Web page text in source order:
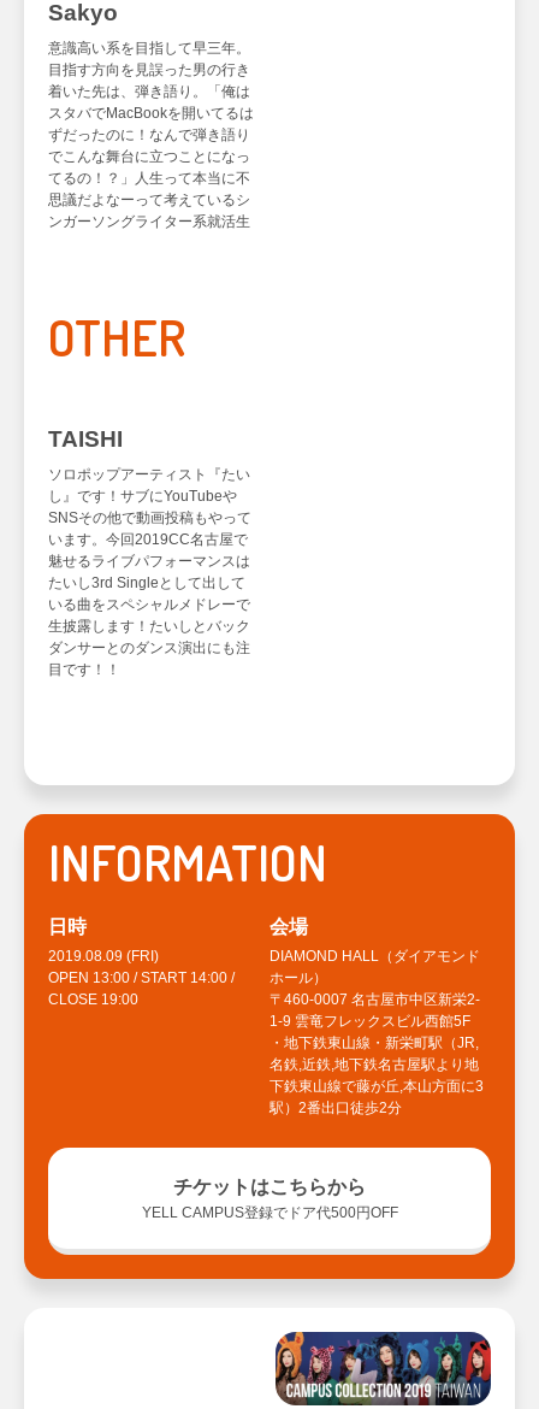
ABOUT
TICKET / ACCESS
CONTACT
YELL CAMPUS登録 | ドア代無料登録
Sakyo
意識高い系を目指して早三年。
目指す方向を見誤った男の行き
着いた先は、弾き語り。「俺は
スタバでMacBookを開いてるは
ずだったのに！なんで弾き語り
でこんな舞台に立つことになっ
てるの！？」人生って本当に不
思議だよなーって考えているシ
ンガーソングライター系就活生
OTHER
TAISHI
ソロポップアーティスト『たい
し』です！サブにYouTubeや
SNSその他で動画投稿もやって
います。今回2019CC名古屋で
魅せるライブパフォーマンスは
たいし3rd Singleとして出して
いる曲をスペシャルメドレーで
生披露します！たいしとバック
ダンサーとのダンス演出にも注
目です！！
INFORMATION
日時
2019.08.09 (FRI)
OPEN 13:00 / START 14:00 /
CLOSE 19:00
会場
DIAMOND HALL（ダイアモンド
ホール）
〒460-0007 名古屋市中区新栄2-
1-9 雲竜フレックスビル西館5F
・地下鉄東山線・新栄町駅（JR,
名鉄,近鉄,地下鉄名古屋駅より地
下鉄東山線で藤が丘,本山方面に3
駅）2番出口徒歩2分
チケットはこちらから
YELL CAMPUS登録でドア代500円OFF